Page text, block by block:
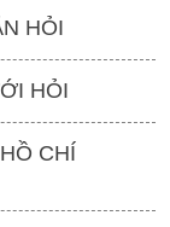
HỎI
HỎI
CHÍ